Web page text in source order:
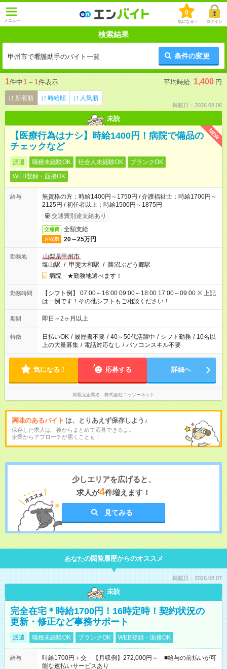
メニュー
0
気になる！ ログイン
検索結果
甲州市で看護助手のバイト一覧 条件の変更
1件中1 ～ 1件表示 平均時給: 1,400 円
新着順 時給順 人気順
掲載日：2026.08.06
未読
NEW
【医療行為はナシ】時給1400円！病院で備品の
チェックなど
派遣 職種未経験OK 社会人未経験OK
ブランクOK
WEB登録・面接OK
給与
無資格の方：時給1400円～1750円 / 介護福祉士：時給1700円～
2125円 / 初任者以上：時給1500円～1875円
交通費別途支給あり
交通費 全額支給
月収例 20～25万円
勤務地
山梨県甲州市
塩山駅 / 甲斐大和駅 / 勝沼ぶどう郷駅
病院 ★勤務地選べます！
勤務時間
【シフト例】 07:00～16:00 09:00～18:00 17:00～09:00 ※ 上記
は一例です！その他シフトもご相談ください！
期間 即日～2ヶ月以上
特徴 日払いOK / 履歴書不要 / 40～50代活躍中 / シフト勤務 / 10名以
上の大量募集 / 電話対応なし / パソコンスキル不要
気になる！ 応募する 詳細へ
掲載元企業名 株式会社ニッソーネット
興味のあるバイト は、とりあえず保存しよう♪
保存した求人は、後からまとめて応募できるよ。
企業からアプローチが届くことも！
少しエリアを広げると、
求人が4件増えます！
見てみる
あなたの閲覧履歴からのオススメ
掲載日：2026.08.07
未読
完全在宅＊時給1700円！16時定時！契約状況の
更新・修正など事務サポート
派遣 職種未経験OK ブランクOK WEB登録・面接OK
給与
時給1700円＋交 【月収例】272,000円～ ■給与の前払いが可
能な速払いサービスあり